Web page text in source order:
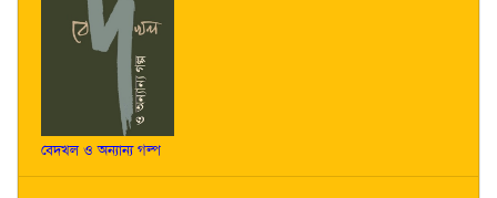
বেদখল ও অন্যান্য গল্প